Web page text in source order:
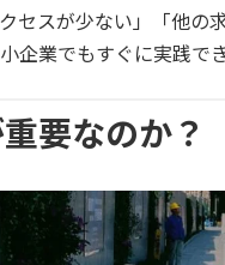
セスが少ない」「他
企業でもすぐに実践で
要なのか？